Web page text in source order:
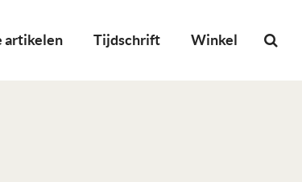
artikelen Tijdschrift Winkel